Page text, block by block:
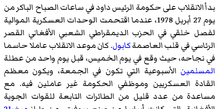
بدأ الانقلاب على حكومة الرئيس داود في ساعات الصباح الباكر من
يوم 27 أبريل 1978، عندما اقتحمت الوحدات العسكرية الموالية
لفصل خلقي في الحزب الديمقراطي الشعبي الأفغاني القصر
الرئاسي في قلب العاصمةكابول. كان موعد الانقلاب عاملا حاسما
في نجاحه، حيث وقع في يوم الخميس، قبل يوم واحد من عطلة
المسلمين الأسبوعية التي تكون في الجمعة، ويكون معظم
القادة العسكريين وموظفي الحكومة غير عاملين فيه. مع
مساعدة من عدد قليل من الطائرات التابعة للقوات الجوية